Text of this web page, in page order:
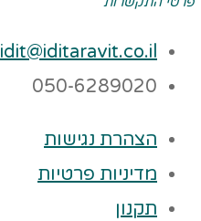
idit@iditaravit.co.il
050-6289020
הצהרת נגישות
מדיניות פרטיות
תקנון